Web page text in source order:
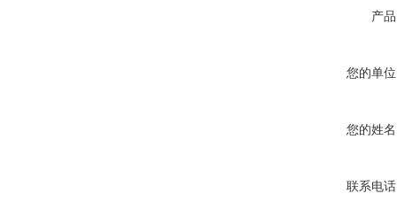
产
您的单
您的姓
联系电